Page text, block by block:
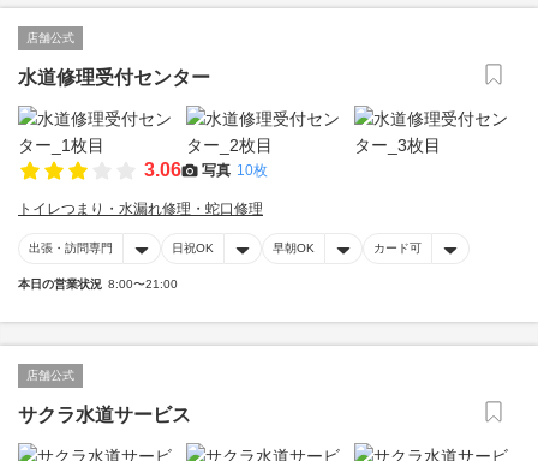
店舗公式
水道修理受付センター
3.06 写真 10枚
トイレつまり・水漏れ修理・蛇口修理
出張・訪問専門 日祝OK 早朝OK カード可
本日の営業状況 8:00〜21:00
店舗公式
サクラ水道サービス